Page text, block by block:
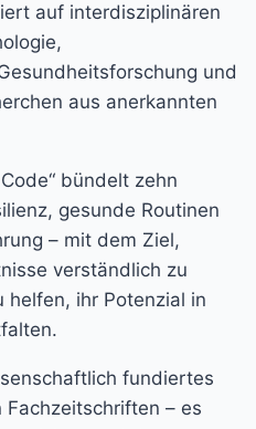
auf interdisziplinären
und
aus anerkannten
bündelt zehn
gesunde Routinen
– mit dem Ziel,
verständlich zu
helfen, ihr Potenzial in
fundiertes
– es